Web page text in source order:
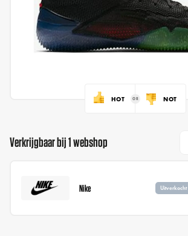
HOT NOT
Verkrijgbaar bij 1 webshop
Nike Uitverkocht